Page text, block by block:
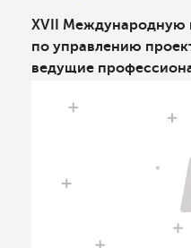
XVII
по управлению
ведущие